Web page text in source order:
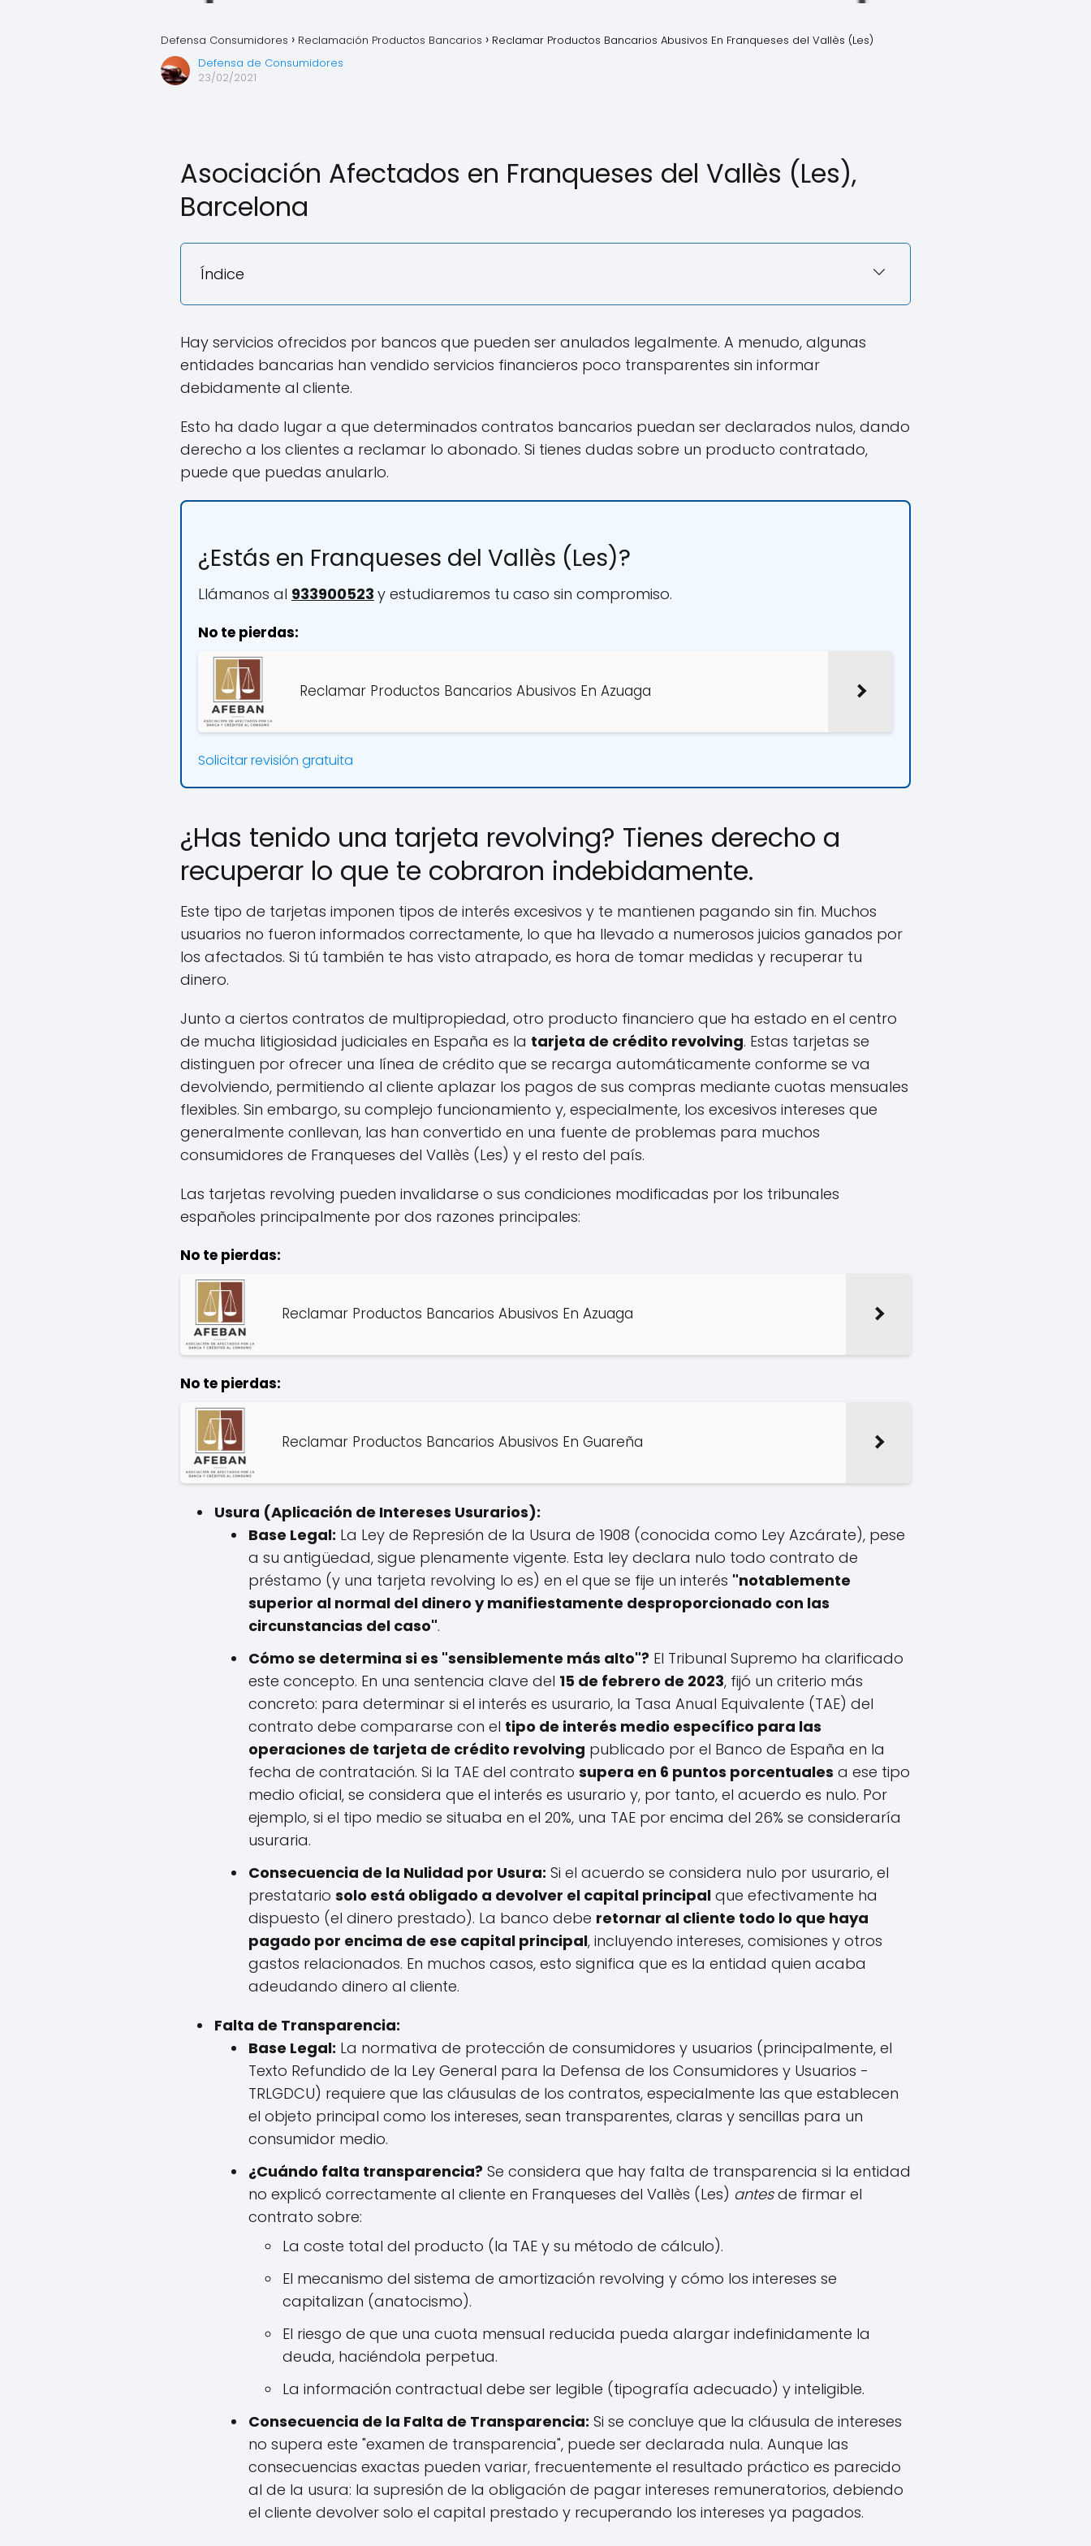
Defensa Consumidores Reclamación Productos Bancarios
Reclamar Productos Bancarios Abusivos En Franqueses del Vallès (Les)
Defensa de Consumidores
23/02/2021
Asociación Afectados en Franqueses del Vallès (Les),
Barcelona
Índice
Hay servicios ofrecidos por bancos que pueden ser anulados legalmente. A menudo, algunas
entidades bancarias han vendido servicios financieros poco transparentes sin informar
debidamente al cliente.
Esto ha dado lugar a que determinados contratos bancarios puedan ser declarados nulos, dando
derecho a los clientes a reclamar lo abonado. Si tienes dudas sobre un producto contratado,
puede que puedas anularlo.
¿Estás en Franqueses del Vallès (Les)?
Llámanos al 933900523 y estudiaremos tu caso sin compromiso.
No te pierdas:
Reclamar Productos Bancarios Abusivos En Azuaga
Solicitar revisión gratuita
¿Has tenido una tarjeta revolving? Tienes derecho a
recuperar lo que te cobraron indebidamente.
Este tipo de tarjetas imponen tipos de interés excesivos y te mantienen pagando sin fin. Muchos
usuarios no fueron informados correctamente, lo que ha llevado a numerosos juicios ganados por
los afectados. Si tú también te has visto atrapado, es hora de tomar medidas y recuperar tu
dinero.
Junto a ciertos contratos de multipropiedad, otro producto financiero que ha estado en el centro
de mucha litigiosidad judiciales en España es la tarjeta de crédito revolving. Estas tarjetas se
distinguen por ofrecer una línea de crédito que se recarga automáticamente conforme se va
devolviendo, permitiendo al cliente aplazar los pagos de sus compras mediante cuotas mensuales
flexibles. Sin embargo, su complejo funcionamiento y, especialmente, los excesivos intereses que
generalmente conllevan, las han convertido en una fuente de problemas para muchos
consumidores de Franqueses del Vallès (Les) y el resto del país.
Las tarjetas revolving pueden invalidarse o sus condiciones modificadas por los tribunales
españoles principalmente por dos razones principales:
No te pierdas:
Reclamar Productos Bancarios Abusivos En Azuaga
No te pierdas:
Reclamar Productos Bancarios Abusivos En Guareña
Usura (Aplicación de Intereses Usurarios):
Base Legal: La Ley de Represión de la Usura de 1908 (conocida como Ley Azcárate), pese
a su antigüedad, sigue plenamente vigente. Esta ley declara nulo todo contrato de
préstamo (y una tarjeta revolving lo es) en el que se fije un interés "notablemente
superior al normal del dinero y manifiestamente desproporcionado con las
circunstancias del caso".
Cómo se determina si es "sensiblemente más alto"? El Tribunal Supremo ha clarificado
este concepto. En una sentencia clave del 15 de febrero de 2023, fijó un criterio más
concreto: para determinar si el interés es usurario, la Tasa Anual Equivalente (TAE) del
contrato debe compararse con el tipo de interés medio específico para las
operaciones de tarjeta de crédito revolving publicado por el Banco de España en la
fecha de contratación. Si la TAE del contrato supera en 6 puntos porcentuales a ese tipo
medio oficial, se considera que el interés es usurario y, por tanto, el acuerdo es nulo. Por
ejemplo, si el tipo medio se situaba en el 20%, una TAE por encima del 26% se consideraría
usuraria.
Consecuencia de la Nulidad por Usura: Si el acuerdo se considera nulo por usurario, el
prestatario solo está obligado a devolver el capital principal que efectivamente ha
dispuesto (el dinero prestado). La banco debe retornar al cliente todo lo que haya
pagado por encima de ese capital principal, incluyendo intereses, comisiones y otros
gastos relacionados. En muchos casos, esto significa que es la entidad quien acaba
adeudando dinero al cliente.
Falta de Transparencia:
Base Legal: La normativa de protección de consumidores y usuarios (principalmente, el
Texto Refundido de la Ley General para la Defensa de los Consumidores y Usuarios -
TRLGDCU) requiere que las cláusulas de los contratos, especialmente las que establecen
el objeto principal como los intereses, sean transparentes, claras y sencillas para un
consumidor medio.
¿Cuándo falta transparencia? Se considera que hay falta de transparencia si la entidad
no explicó correctamente al cliente en Franqueses del Vallès (Les) antesde firmar el
contrato sobre:
La coste total del producto (la TAE y su método de cálculo).
El mecanismo del sistema de amortización revolving y cómo los intereses se
capitalizan (anatocismo).
El riesgo de que una cuota mensual reducida pueda alargar indefinidamente la
deuda, haciéndola perpetua.
La información contractual debe ser legible (tipografía adecuado) y inteligible.
Consecuencia de la Falta de Transparencia: Si se concluye que la cláusula de intereses
no supera este "examen de transparencia", puede ser declarada nula. Aunque las
consecuencias exactas pueden variar, frecuentemente el resultado práctico es parecido
al de la usura: la supresión de la obligación de pagar intereses remuneratorios, debiendo
el cliente devolver solo el capital prestado y recuperando los intereses ya pagados.